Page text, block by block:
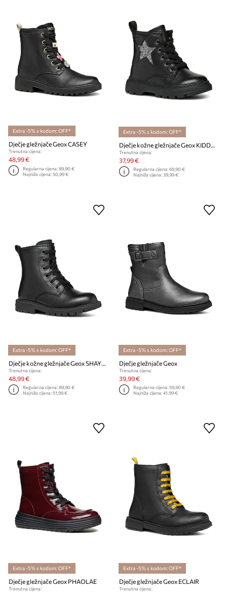
Extra -5% s kodom: OFF*
Dječje gležnjače Geox CASEY
Trenutna cijena:
48,99 €
Regularna cijena:89,90 €
Najniža cijena:50,99 €
Extra -5% s kodom: OFF*
Dječje kožne gležnjače Geox KIDDARTAH
Trenutna cijena:
37,99 €
Regularna cijena:69,90 €
Najniža cijena:39,99 €
Extra -5% s kodom: OFF*
Trenutna cijena:
48,99 €
Regularna cijena:89,90 €
Najniža cijena:51,99 €
Extra -5% s kodom: OFF*
Dječje gležnjače Geox
Trenutna cijena:
39,99 €
Regularna cijena:59,90 €
Najniža cijena:41,99 €
Extra -5% s kodom: OFF*
Dječje gležnjače Geox PHAOLAE
Trenutna cijena:
Extra -5% s kodom: OFF*
Dječje gležnjače Geox ECLAIR
Trenutna cijena: